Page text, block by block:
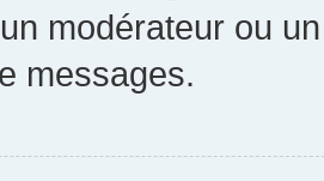
modérateur ou
messages.